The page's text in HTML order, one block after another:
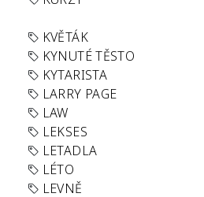
KVĚTÁK
KYNUTÉ TĚSTO
KYTARISTA
LARRY PAGE
LAW
LEKSES
LETADLA
LÉTO
LEVNĚ